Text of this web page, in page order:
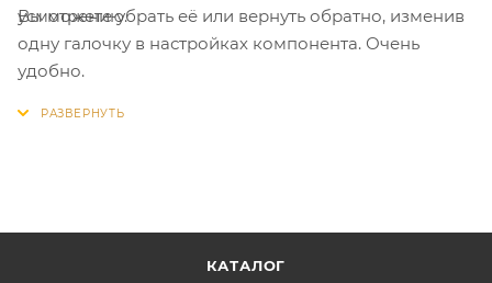
усмотрению.
Вы можете убрать её или вернуть обратно, изменив
одну галочку в настройках компонента. Очень
удобно.
КАТАЛОГ